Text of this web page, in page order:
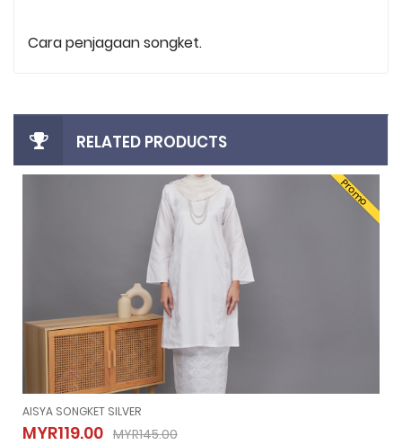
Cara penjagaan songket.
RELATED PRODUCTS
Promo
AISYA SONGKET SILVER
MYR119.00 MYR145.00
AISYA SONGKET SILVER
MYR119.00 MYR145.00